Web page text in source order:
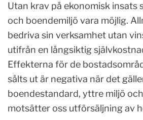
Utan krav på ekonomisk insats
och boendemiljö vara möjlig.
bedriva sin verksamhet utan
utifrån en långsiktig
Effekterna för de
sålts ut är negativa när det
boendestandard, yttre miljö
motsätter oss utförsäljning av